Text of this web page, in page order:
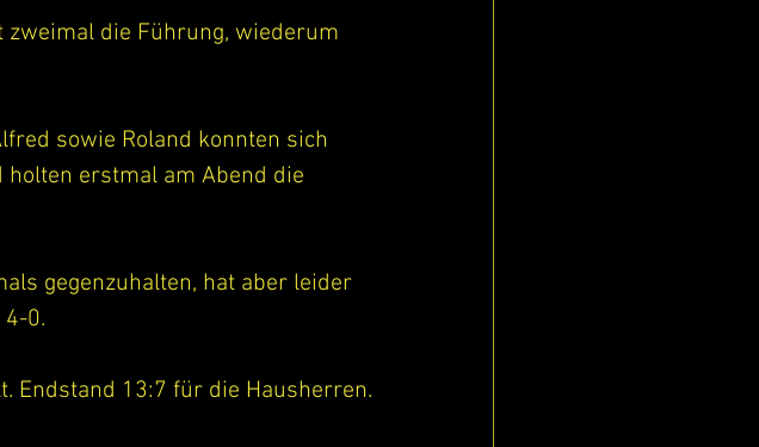
die Führung, wiederum
sowie Roland konnten sich
erstmal am Abend die
gegenzuhalten, hat aber leider
0.
Endstand 13:7 für die Hausherren.